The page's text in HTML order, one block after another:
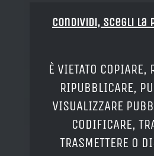
Condividi, Scegli la
È VIETATO COPIARE,
RIPUBBLICARE,
VISUALIZZARE
CODIFICARE,
TRASMETTERE O